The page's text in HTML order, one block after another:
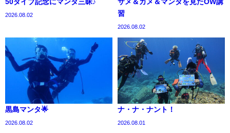
50ダイブ記念にマンタ三昧♪
2026.08.02
サメ＆カメ＆マンタを見たOW講
習
2026.08.02
黒島マンタ🌟
2026.08.02
ナ・ナ・ナント！
2026.08.01